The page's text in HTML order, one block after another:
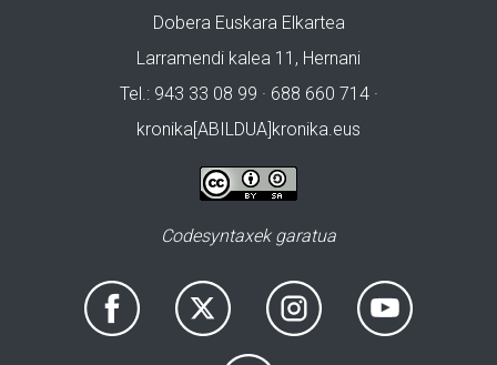
Dobera Euskara Elkartea
Larramendi kalea 11, Hernani
Tel.: 943 33 08 99 · 688 660 714 ·
kronika[ABILDUA]kronika.eus
Codesyntaxek garatua